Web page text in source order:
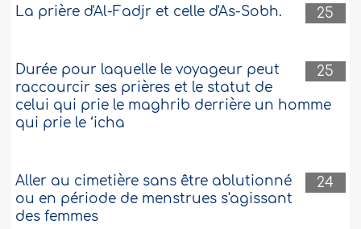
25
La prière d'Al-Fadjr et celle d'As-Sobh.
25
Durée pour laquelle le voyageur peut
raccourcir ses prières et le statut de
celui qui prie le maghrib derrière un homme
qui prie le ‘icha
24
Aller au cimetière sans être ablutionné
ou en période de menstrues s'agissant
des femmes